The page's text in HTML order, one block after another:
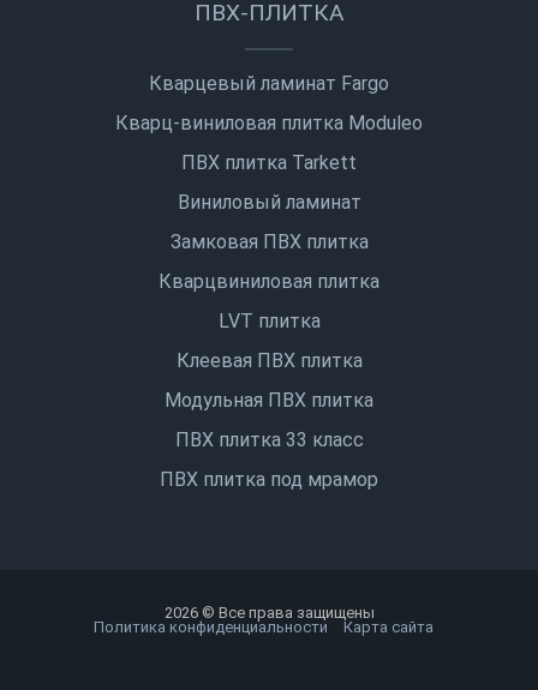
ПВХ-ПЛИТКА
Кварцевый ламинат Fargo
Кварц-виниловая плитка Moduleo
ПВХ плитка Tarkett
Виниловый ламинат
Замковая ПВХ плитка
Кварцвиниловая плитка
LVT плитка
Клеевая ПВХ плитка
Модульная ПВХ плитка
ПВХ плитка 33 класс
ПВХ плитка под мрамор
2026 © Все права защищены
Политика конфиденциальности
Карта сайта